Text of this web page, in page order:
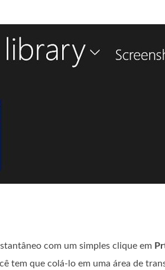
com um simples clique em
tem que colá-lo em uma área de